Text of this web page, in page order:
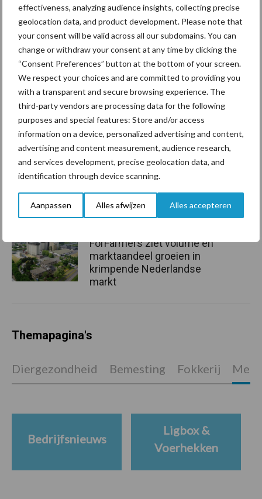
effectiveness, analyzing audience insights, collecting precise
geolocation data, and product development. Please note that
your consent will be valid across all our subdomains. You can
change or withdraw your consent at any time by clicking the
“Consent Preferences” button at the bottom of your screen.
We respect your choices and are committed to providing you
with a transparent and secure browsing experience. The
third-party vendors are processing data for the following
purposes and special features: Store and/or access
information on a device, personalized advertising and content,
advertising and content measurement, audience research,
and services development, precise geolocation data, and
identification through device scanning.
Aanpassen Alles afwijzen Alles accepteren
Dit artikel is afkomstig uit het vakblad Melkveebedrijf. Meer
lezen? Klik hier!
Aanbevolen voor jou!
Grondstoffenmarkt blijft
grillig: droogte en
geopolitiek houden handel
in de greep
De speenhuid: een vaak
onderschatte risicofactor
voor mastitis
ForFarmers ziet volume en
marktaandeel groeien in
krimpende Nederlandse
markt
Themapagina's
Diergezondheid Bemesting Fokkerij
Bedrijfsnieuws
Ligbox &
Voerhekken